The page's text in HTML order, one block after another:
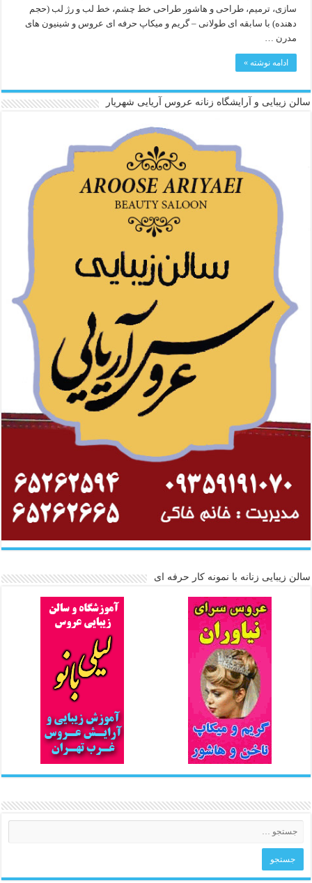
سازی، ترمیم، طراحی و هاشور طراحی خط چشم، خط لب و رژ لب (حجم
دهنده) با سابقه ای طولانی – گریم و میکاپ حرفه ای عروس و شینیون های
مدرن …
ادامه نوشته »
سالن زیبایی و آرایشگاه زنانه عروس آریایی شهریار
سالن زیبایی زنانه با نمونه کار حرفه ای